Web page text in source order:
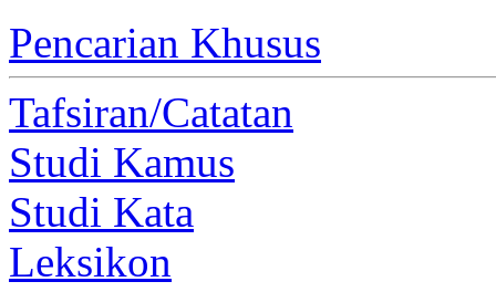
Pencarian Khusus
Tafsiran/Catatan
Studi Kamus
Studi Kata
Leksikon